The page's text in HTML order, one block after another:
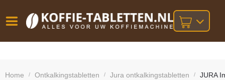
besteld,
bij orders
Home / Ontkalkingstabletten / Jura ontkalkingstabletten / JURA